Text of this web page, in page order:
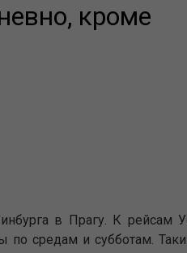
кроме
в Прагу. К рейсам
по средам и субботам.